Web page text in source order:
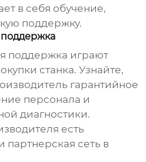
в себя обучение,
поддержку.
поддержка играют
станка. Узнайте,
гарантийное
персонала и
диагностики.
есть
сеть в